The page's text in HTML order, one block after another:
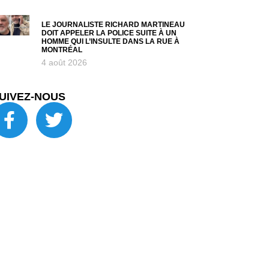
LE JOURNALISTE RICHARD MARTINEAU
DOIT APPELER LA POLICE SUITE À UN
HOMME QUI L’INSULTE DANS LA RUE À
MONTRÉAL
4 août 2026
NOUS